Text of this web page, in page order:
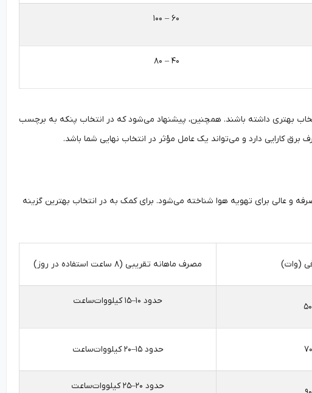
بهتری داشته باشند. همچنین، پیشنهاد می‌شود که در انتخاب پنکه به برچسب
کارایی دارد و می‌تواند یک عامل مؤثر در انتخاب نهایی شما باشد.
و عالی برای تهویه هوا شناخته می‌شود. برای کمک به در انتخاب بهترین گزینه
(وات) مصرف ماهانه تقریبی (۸ ساعت استفاده در روز)
حدود ۱۰–۱۵ کیلووات‌ساعت
حدود ۱۵–۲۰ کیلووات‌ساعت
حدود ۲۰–۲۵ کیلووات‌ساعت